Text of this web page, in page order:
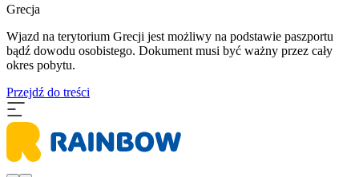
Grecja
Wjazd na terytorium Grecji jest możliwy na podstawie paszportu
bądź dowodu osobistego. Dokument musi być ważny przez cały
okres pobytu.
Przejdź do treści